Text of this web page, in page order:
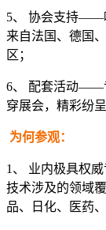
5、 协会支持——
来自法国、德国
区；
6、 配套活动——
穿展会，精彩纷呈
为何参观：
1、 业内极具权
技术涉及的领域
品、日化、医药